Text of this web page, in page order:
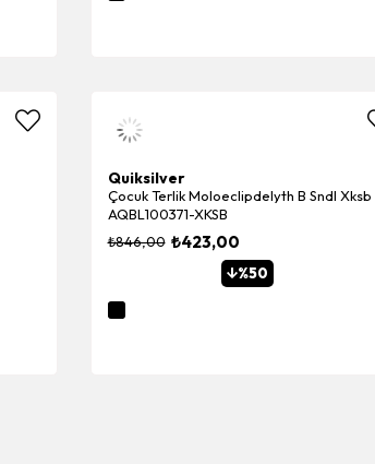
Quiksilver
Çocuk Terlik Moloeclipdelyth B Sndl Xksb
AQBL100371-XKSB
₺423,00
₺846,00
%50